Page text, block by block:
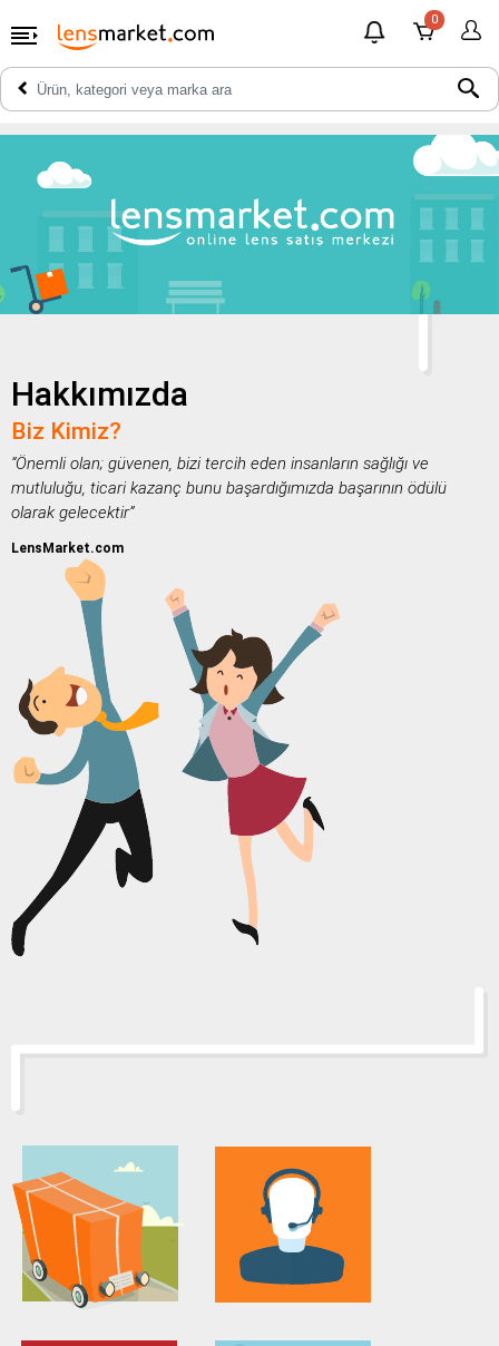
0
Hakkımızda
Biz Kimiz?
“Önemli olan; güvenen, bizi tercih eden insanların sağlığı ve
mutluluğu, ticari kazanç bunu başardığımızda başarının ödülü
olarak gelecektir”
LensMarket.com